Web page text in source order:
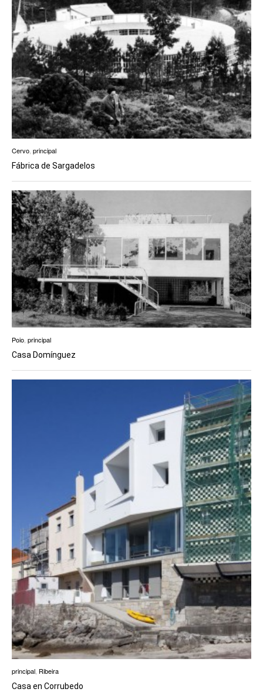
Cervo, principal
Fábrica de Sargadelos
Poio principal
Casa Domínguez
principal, Ribeira
Casa en Corrubedo